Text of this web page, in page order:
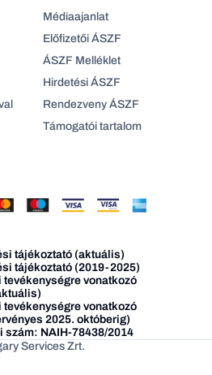
Médiaajanlat
Előfizetői ÁSZF
ÁSZF Melléklet
Hirdetési ÁSZF
Rendezveny ÁSZF
Támogatói tartalom
tájékoztató (aktuális)
tájékoztató (2019-2025)
vonatkozó
vonatkozó
2025. októberig)
NAIH-78438/2014
Services Zrt.